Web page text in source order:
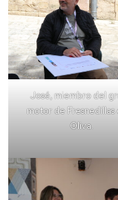
José, miembro del
motor de Fresnedillas
Oliva.